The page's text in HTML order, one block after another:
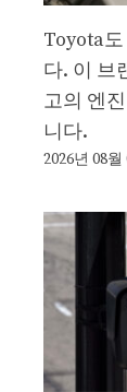
Toyota
다. 이 브
고의 엔
니다.
2026년 08월